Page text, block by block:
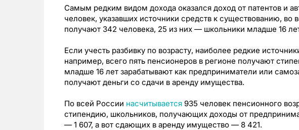
Самым редким видом дохода оказался доход от патентов и
человек, указавших источники средств к существованию, во
получают 342 человека, 25 из них — школьники младше 16
Если учесть разбивку по возрасту, наиболее редкие
например, всего пять пенсионеров в регионе получают
младше 16 лет зарабатывают как предприниматели или
получают деньги со сдачи в аренду имущества.
По всей России насчитывается 935 человек пенсионного
стипендию, школьников, получающих доходы от
— 1 607, а вот сдающих в аренду имущество — 8 421.